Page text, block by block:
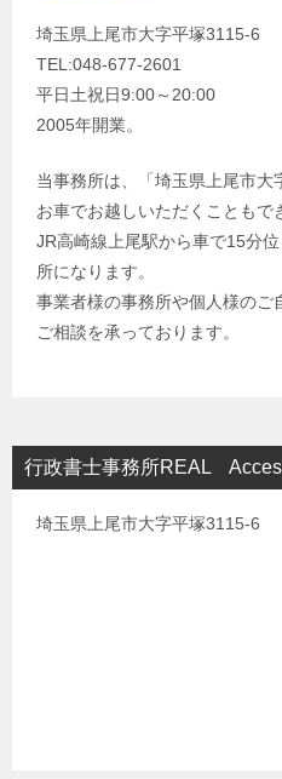
埼玉県上尾市大字平塚3115-6
TEL:048-677-2601
平日土祝日9:00～20:00
2005年開業。
当事務所は、「埼玉県上尾市大
お車でお越しいただくこともで
JR高崎線上尾駅から車で15分
所になります。
事業者様の事務所や個人様のご
ご相談を承っております。
行政書士事務所REAL
埼玉県上尾市大字平塚3115-6